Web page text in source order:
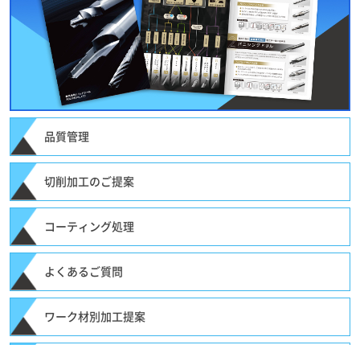
品質管理
切削加工のご提案
コーティング処理
よくあるご質問
ワーク材別加工提案